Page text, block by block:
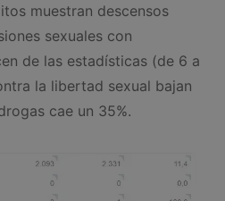
muestran descensos
sexuales con
de las estadísticas (de 6 a
la libertad sexual bajan
cae un 35%.